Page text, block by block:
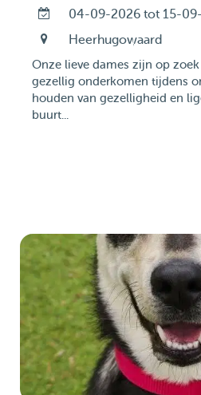
04-09-2026 tot 15-
Heerhugowaard
Onze lieve dames zijn op
gezellig onderkomen tijdens
houden van gezelligheid en
buurt...